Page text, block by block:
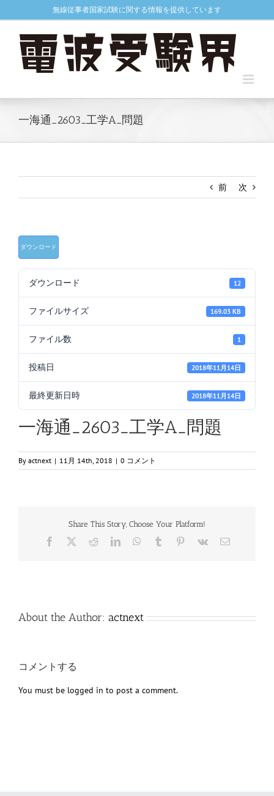
to
無線従事者国家試験に関する情報を提供しています
一海通_2603_工学A_問題
前 次
ダウンロード
ダウンロード 12
ファイルサイズ 169.03 KB
ファイル数 1
投稿日 2018年11月14日
最終更新日時 2018年11月14日
一海通_2603_工学A_問題
By actnext | 11月 14th, 2018 | 0 コメント
Share This Story, Choose Your Platform!
Facebook RedditLinkedInWhatsApp
Tumblr Pinterest
Vk
電
About the Author: actnext
コメントする
You must be logged in to post a comment.